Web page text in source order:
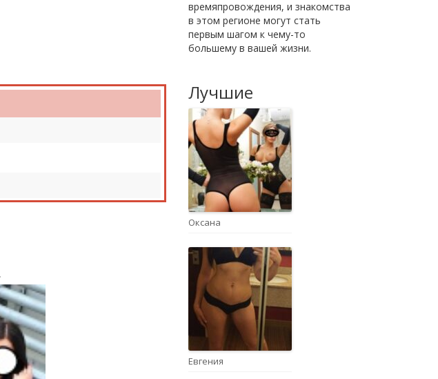
времяпровождения, и знакомства
в этом регионе могут стать
первым шагом к чему-то
большему в вашей жизни.
Лучшие
Оксана
Евгения